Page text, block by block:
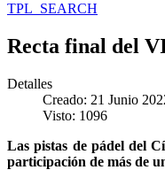
TPL_SEARCH
Recta final del
Detalles
Creado: 21 Junio
Visto: 1096
Las pistas de pádel del
participación de más de